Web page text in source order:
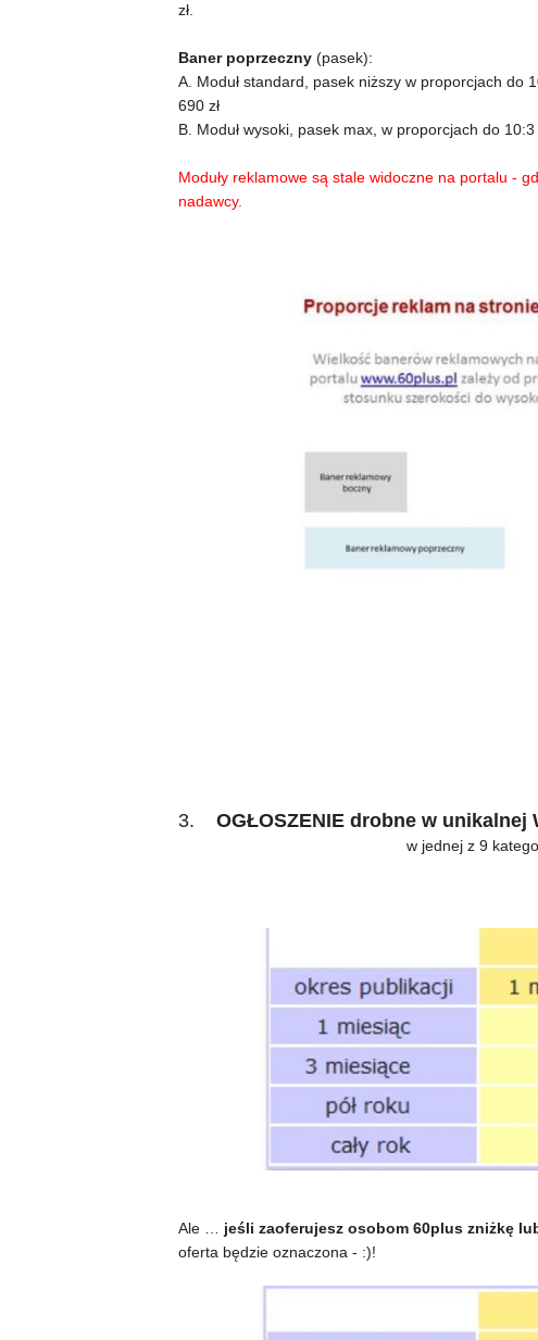
zł.
Baner poprzeczny (pasek):
A. Moduł standard, pasek niższy w proporcjach do
690 zł
B. Moduł wysoki, pasek max, w proporcjach do
Moduły reklamowe są stale widoczne na portalu -
nadawcy.
3. OGŁOSZENIE drobne w unikalnej
w jednej z 9
Ale … jeśli zaoferujesz osobom 60plus zniżkę
oferta będzie oznaczona - :)!